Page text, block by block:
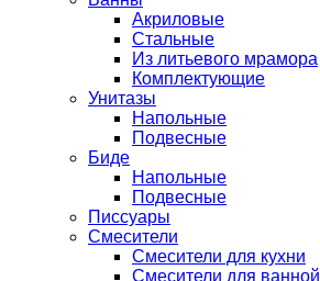
Акриловые
Стальные
Из литьевого мрамора
Комплектующие
Унитазы
Напольные
Подвесные
Биде
Напольные
Подвесные
Писсуары
Смесители
Смесители для кухни
Смесители для ванной